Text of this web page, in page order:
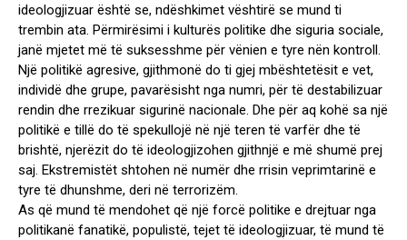
ideologjizuar është se, ndëshkimet vështirë se mund ti
trembin ata. Përmirësimi i kulturës politike dhe siguria sociale,
janë mjetet më të suksesshme për vënien e tyre nën kontroll.
Një politikë agresive, gjithmonë do ti gjej mbështetësit e vet,
individë dhe grupe, pavarësisht nga numri, për të destabilizuar
rendin dhe rrezikuar sigurinë nacionale. Dhe për aq kohë sa një
politikë e tillë do të spekullojë në një teren të varfër dhe të
brishtë, njerëzit do të ideologjizohen gjithnjë e më shumë prej
saj. Ekstremistët shtohen në numër dhe rrisin veprimtarinë e
tyre të dhunshme, deri në terrorizëm.
As që mund të mendohet që një forcë politike e drejtuar nga
politikanë fanatikë, populistë, tejet të ideologjizuar, të mund të